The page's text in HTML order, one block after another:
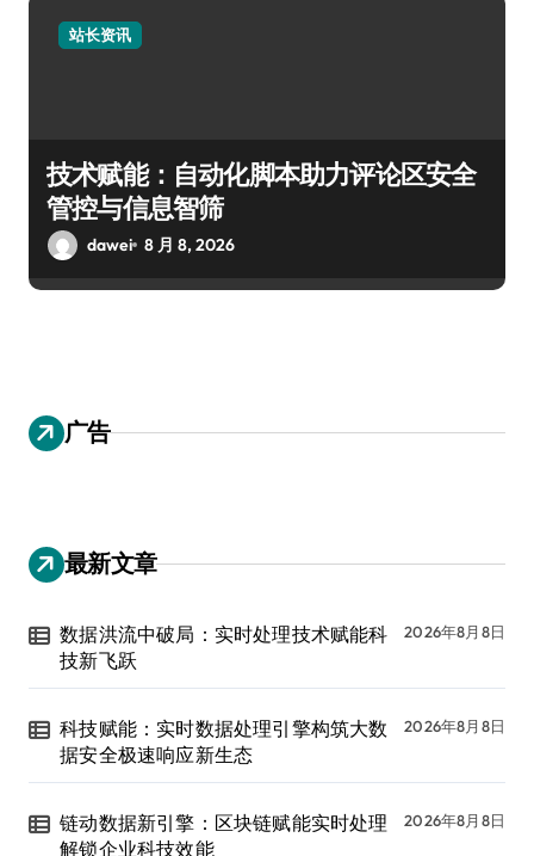
站长资讯
技术赋能：自动化脚本助力评论区安全
管控与信息智筛
dawei 8 月 8, 2026
广告
最新文章
数据洪流中破局：实时处理技术赋能科
技新飞跃
2026年8月8日
科技赋能：实时数据处理引擎构筑大数
据安全极速响应新生态
2026年8月8日
链动数据新引擎：区块链赋能实时处理
解锁企业科技效能
2026年8月8日